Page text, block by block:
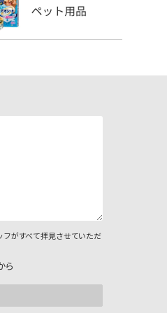
がすべて拝見させていただ
ら